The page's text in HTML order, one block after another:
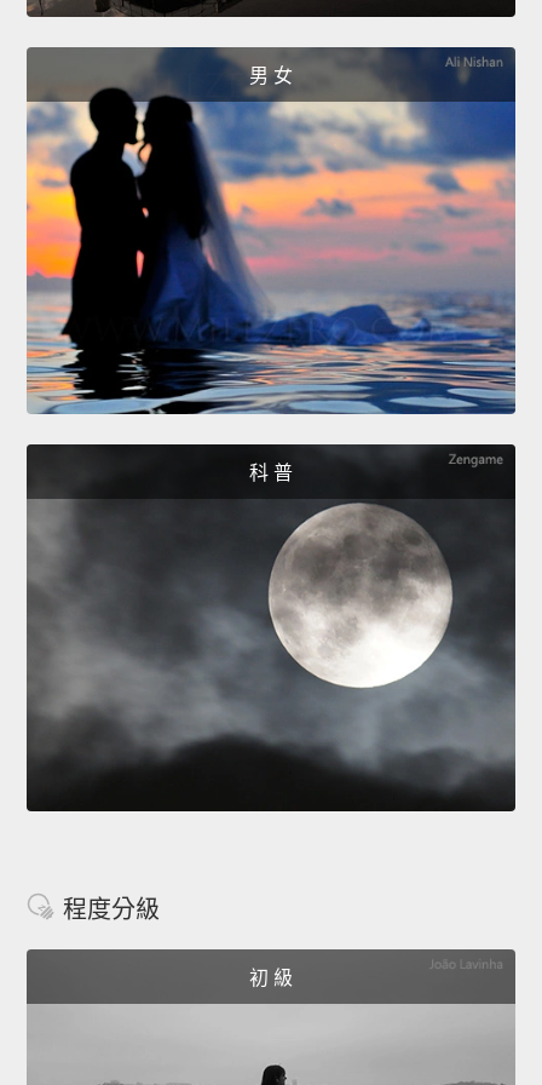
男 女
科 普
程度分級
初 級